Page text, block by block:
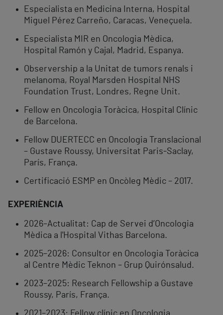
Especialista en Medicina Interna, Hospital
Miguel Pérez Carreño, Caracas, Veneçuela.
Especialista MIR en Oncologia Mèdica,
Hospital Ramón y Cajal, Madrid, Espanya.
Observership a la Unitat de tumors renals i
melanoma, Royal Marsden Hospital NHS
Foundation Trust, Londres, Regne Unit.
Fellow en Oncologia Toràcica, Hospital Clínic
de Barcelona.
Fellow DUERTECC en Oncologia Translacional
– Gustave Roussy, Universitat Paris‑Saclay,
París, França.
Certificació ESMP en Oncòleg Mèdic – 2017.
EXPERIÈNCIA
2026–Actualitat: Cap de Servei d’Oncologia
Mèdica a l'Hospital Vithas Barcelona.
2025–2026: Consultor en Oncologia Toràcica
al Centre Mèdic Teknon – Grup Quirónsalud.
2023–2025: Research Fellowship a Gustave
Roussy, París, França.